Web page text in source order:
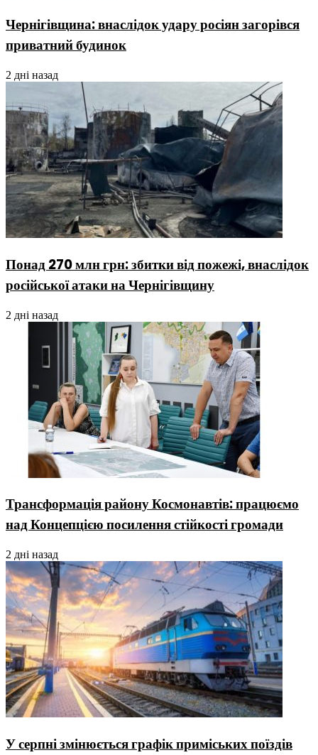
Чернігівщина: внаслідок удару росіян загорівся
приватний будинок
2 дні назад
Понад 270 млн грн: збитки від пожежі, внаслідок
російської атаки на Чернігівщину
2 дні назад
Трансформація району Космонавтів: працюємо
над Концепцією посилення стійкості громади
2 дні назад
У серпні змінюється графік приміських поїздів